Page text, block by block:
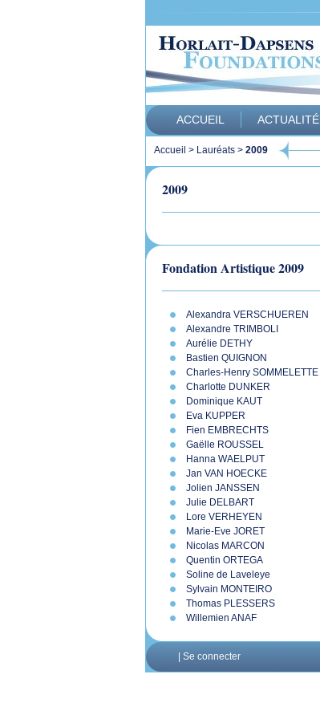
ACCUEIL ACTUALITÉ
Accueil > Lauréats > 2009
2009
Fondation Artistique 2009
Alexandra VERSCHUEREN
Alexandre TRIMBOLI
Aurélie DETHY
Bastien QUIGNON
Charles-Henry SOMMELETTE
Charlotte DUNKER
Dominique KAUT
Eva KUPPER
Fien EMBRECHTS
Gaëlle ROUSSEL
Hanna WAELPUT
Jan VAN HOECKE
Jolien JANSSEN
Julie DELBART
Lore VERHEYEN
Marie-Eve JORET
Nicolas MARCON
Quentin ORTEGA
Soline de Laveleye
Sylvain MONTEIRO
Thomas PLESSERS
Willemien ANAF
Se connecter